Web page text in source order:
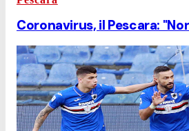
Coronavirus, il Pescara: